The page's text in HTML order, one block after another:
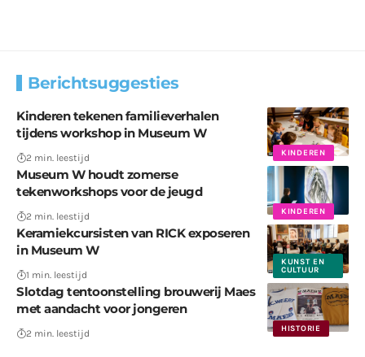
Berichtsuggesties
KINDEREN
Kinderen tekenen familieverhalen
tijdens workshop in Museum W
2 min. leestijd
KINDEREN
Museum W houdt zomerse
tekenworkshops voor de jeugd
2 min. leestijd
KUNST EN
CULTUUR
Keramiekcursisten van RICK exposeren
in Museum W
1 min. leestijd
HISTORIE
Slotdag tentoonstelling brouwerij Maes
met aandacht voor jongeren
2 min. leestijd